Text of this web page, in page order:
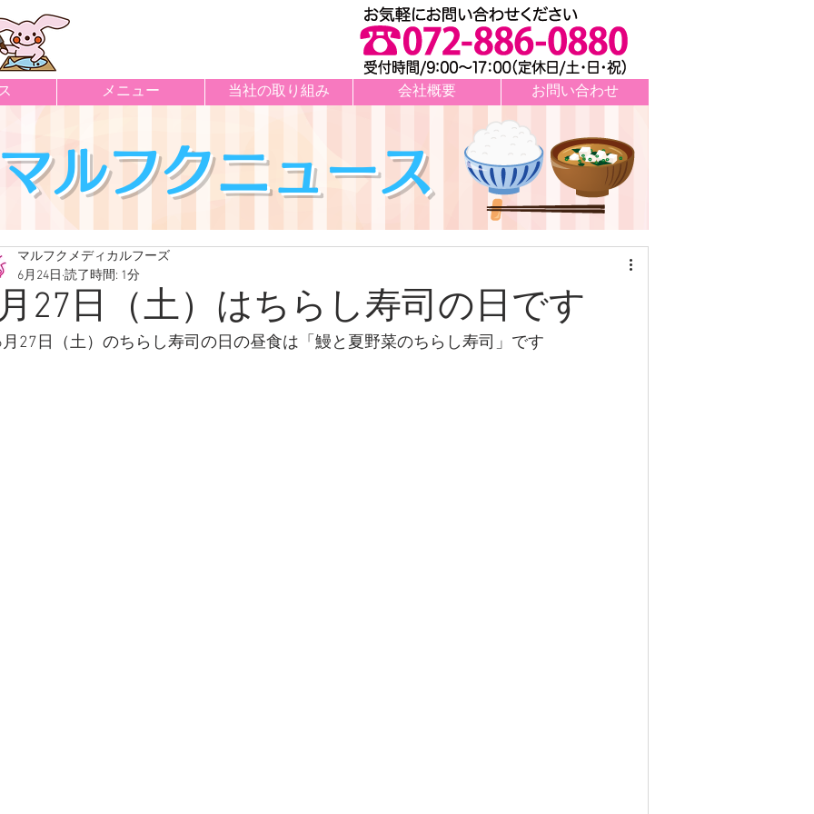
メニュー 当社の取り組み 会社概要 お問い合わせ
27日（土）はちらし寿司の日です
マルフクメディカルフーズ
6月24日 読了時間: 1分
27日（土）のちらし寿司の日の昼食は「鰻と夏野菜のちらし寿司」です
ルフクニュース